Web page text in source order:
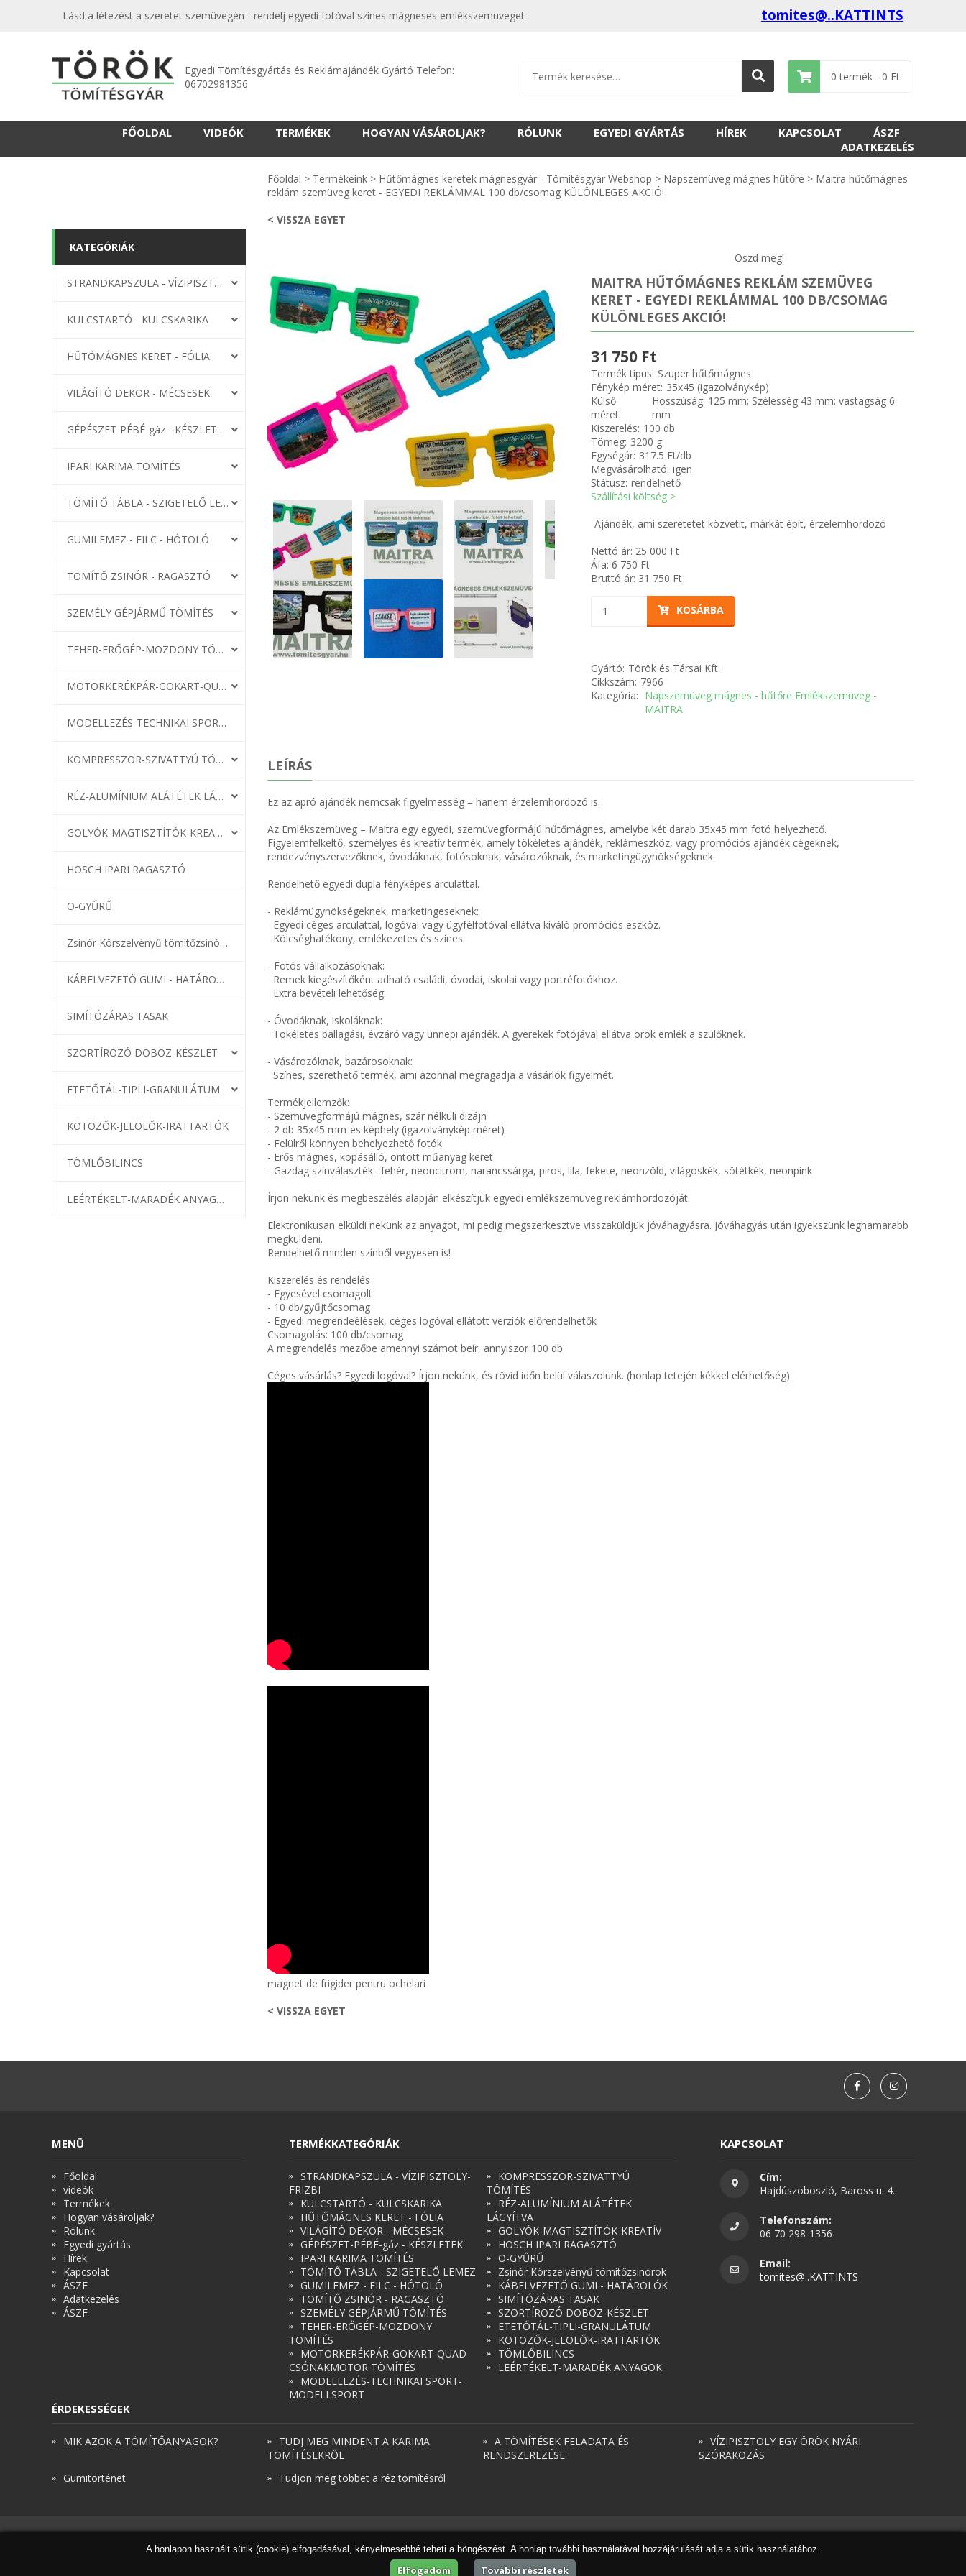
Lásd a létezést a szeretet szemüvegén - rendelj egyedi fotóval színes mágneses emlékszemüveget tomites@..KATTINTS
Egyedi Tömítésgyártás és Reklámajándék Gyártó Telefon:
06702981356
0 termék - 0 Ft
FŐOLDAL VIDEÓK TERMÉKEK HOGYAN VÁSÁROLJAK? RÓLUNK EGYEDI GYÁRTÁS HÍREK KAPCSOLAT
ÁSZF
ADATKEZELÉS
KATEGÓRIÁK
STRANDKAPSZULA - VÍZIPISZTOLY-FRIZBI
KULCSTARTÓ - KULCSKARIKA
HŰTŐMÁGNES KERET - FÓLIA
VILÁGÍTÓ DEKOR - MÉCSESEK
GÉPÉSZET-PÉBÉ-gáz - KÉSZLETEK
IPARI KARIMA TÖMÍTÉS
TÖMÍTŐ TÁBLA - SZIGETELŐ LEMEZ
GUMILEMEZ - FILC - HÓTOLÓ
TÖMÍTŐ ZSINÓR - RAGASZTÓ
SZEMÉLY GÉPJÁRMŰ TÖMÍTÉS
TEHER-ERŐGÉP-MOZDONY TÖMÍTÉS
MOTORKERÉKPÁR-GOKART-QUAD-CSÓNAKMOTOR TÖMÍTÉS
MODELLEZÉS-TECHNIKAI SPORT-MODELLSPORT
KOMPRESSZOR-SZIVATTYÚ TÖMÍTÉS
RÉZ-ALUMÍNIUM ALÁTÉTEK LÁGYÍTVA
GOLYÓK-MAGTISZTÍTÓK-KREATÍV
HOSCH IPARI RAGASZTÓ
O-GYŰRŰ
Zsinór Körszelvényű tömítőzsinórok
KÁBELVEZETŐ GUMI - HATÁROLÓK
SIMÍTÓZÁRAS TASAK
SZORTÍROZÓ DOBOZ-KÉSZLET
ETETŐTÁL-TIPLI-GRANULÁTUM
KÖTÖZŐK-JELÖLŐK-IRATTARTÓK
TÖMLŐBILINCS
LEÉRTÉKELT-MARADÉK ANYAGOK
Főoldal > Termékeink > Hűtőmágnes keretek mágnesgyár - Tömítésgyár Webshop > Napszemüveg mágnes hűtőre > Maitra hűtőmágnes
reklám szemüveg keret - EGYEDI REKLÁMMAL 100 db/csomag KÜLÖNLEGES AKCIÓ!
< VISSZA EGYET
Oszd meg!
MAITRA HŰTŐMÁGNES REKLÁM SZEMÜVEG
KERET - EGYEDI REKLÁMMAL 100 DB/CSOMAG
KÜLÖNLEGES AKCIÓ!
31 750 Ft
Termék típus: Szuper hűtőmágnes
Fénykép méret: 35x45 (igazolványkép)
Külső
méret:
Hosszúság: 125 mm; Szélesség 43 mm; vastagság 6
mm
Kiszerelés: 100 db
Tömeg: 3200 g
Egységár: 317.5 Ft/db
Megvásárolható: igen
Státusz: rendelhető
Szállítási költség >
Ajándék, ami szeretetet közvetít, márkát épít, érzelemhordozó
Nettó ár: 25 000 Ft
Áfa: 6 750 Ft
Bruttó ár: 31 750 Ft
KOSÁRBA
Gyártó: Török és Társai Kft.
Cikkszám: 7966
Kategória: Napszemüveg mágnes - hűtőre Emlékszemüveg -
MAITRA
LEÍRÁS
Ez az apró ajándék nemcsak figyelmesség – hanem érzelemhordozó is.
Az Emlékszemüveg – Maitra egy egyedi, szemüvegformájú hűtőmágnes, amelybe két darab 35x45 mm fotó helyezhető.
Figyelemfelkeltő, személyes és kreatív termék, amely tökéletes ajándék, reklámeszköz, vagy promóciós ajándék cégeknek,
rendezvényszervezőknek, óvodáknak, fotósoknak, vásározóknak, és marketingügynökségeknek.
Rendelhető egyedi dupla fényképes arculattal.
- Reklámügynökségeknek, marketingeseknek:
Egyedi céges arculattal, logóval vagy ügyfélfotóval ellátva kiváló promóciós eszköz.
Kölcséghatékony, emlékezetes és színes.
- Fotós vállalkozásoknak:
Remek kiegészítőként adható családi, óvodai, iskolai vagy portréfotókhoz.
Extra bevételi lehetőség.
- Óvodáknak, iskoláknak:
Tökéletes ballagási, évzáró vagy ünnepi ajándék. A gyerekek fotójával ellátva örök emlék a szülőknek.
- Vásározóknak, bazárosoknak:
Színes, szerethető termék, ami azonnal megragadja a vásárlók figyelmét.
Termékjellemzők:
- Szemüvegformájú mágnes, szár nélküli dizájn
- 2 db 35x45 mm-es képhely (igazolványkép méret)
- Felülről könnyen behelyezhető fotók
- Erős mágnes, kopásálló, öntött műanyag keret
- Gazdag színválaszték: fehér, neoncitrom, narancssárga, piros, lila, fekete, neonzöld, világoskék, sötétkék, neonpink
Írjon nekünk és megbeszélés alapján elkészítjük egyedi emlékszemüveg reklámhordozóját.
Elektronikusan elküldi nekünk az anyagot, mi pedig megszerkesztve visszaküldjük jóváhagyásra. Jóváhagyás után igyekszünk leghamarabb
megküldeni.
Rendelhető minden színből vegyesen is!
Kiszerelés és rendelés
- Egyesével csomagolt
- 10 db/gyűjtőcsomag
- Egyedi megrendeélések, céges logóval ellátott verziók előrendelhetők
Csomagolás: 100 db/csomag
A megrendelés mezőbe amennyi számot beír, annyiszor 100 db
Céges vásárlás? Egyedi logóval? Írjon nekünk, és rövid időn belül válaszolunk. (honlap tetején kékkel elérhetőség)
magnet de frigider pentru ochelari
< VISSZA EGYET
MENÜ
Főoldal
videók
Termékek
Hogyan vásároljak?
Rólunk
Egyedi gyártás
Hírek
Kapcsolat
ÁSZF
Adatkezelés
ÁSZF
TERMÉKKATEGÓRIÁK
STRANDKAPSZULA - VÍZIPISZTOLY-
FRIZBI
KULCSTARTÓ - KULCSKARIKA
HŰTŐMÁGNES KERET - FÓLIA
VILÁGÍTÓ DEKOR - MÉCSESEK
GÉPÉSZET-PÉBÉ-gáz - KÉSZLETEK
IPARI KARIMA TÖMÍTÉS
TÖMÍTŐ TÁBLA - SZIGETELŐ LEMEZ
GUMILEMEZ - FILC - HÓTOLÓ
TÖMÍTŐ ZSINÓR - RAGASZTÓ
SZEMÉLY GÉPJÁRMŰ TÖMÍTÉS
TEHER-ERŐGÉP-MOZDONY
TÖMÍTÉS
MOTORKERÉKPÁR-GOKART-QUAD-
CSÓNAKMOTOR TÖMÍTÉS
MODELLEZÉS-TECHNIKAI SPORT-
MODELLSPORT
KOMPRESSZOR-SZIVATTYÚ
TÖMÍTÉS
RÉZ-ALUMÍNIUM ALÁTÉTEK
LÁGYÍTVA
GOLYÓK-MAGTISZTÍTÓK-KREATÍV
HOSCH IPARI RAGASZTÓ
O-GYŰRŰ
Zsinór Körszelvényű tömítőzsinórok
KÁBELVEZETŐ GUMI - HATÁROLÓK
SIMÍTÓZÁRAS TASAK
SZORTÍROZÓ DOBOZ-KÉSZLET
ETETŐTÁL-TIPLI-GRANULÁTUM
KÖTÖZŐK-JELÖLŐK-IRATTARTÓK
TÖMLŐBILINCS
LEÉRTÉKELT-MARADÉK ANYAGOK
KAPCSOLAT
Cím:
Hajdúszoboszló, Baross u. 4.
Telefonszám:
06 70 298-1356
Email:
tomites@..KATTINTS
ÉRDEKESSÉGEK
MIK AZOK A TÖMÍTŐANYAGOK?
TUDJ MEG MINDENT A KARIMA
TÖMÍTÉSEKRŐL
A TÖMÍTÉSEK FELADATA ÉS
RENDSZEREZÉSE
VÍZIPISZTOLY EGY ÖRÖK NYÁRI
SZÓRAKOZÁS
Gumitörténet
Tudjon meg többet a réz tömítésről
© Török és Társai 2026 - Minden jog fenntartva Honlapkészítés,webdesign,keresőoptimalizálás
Marketing tanácsadónk a
A honlapon használt sütik (cookie) elfogadásával, kényelmesebbé teheti a böngészést. A honlap további használatával hozzájárulását adja a sütik használatához.
Elfogadom További részletek